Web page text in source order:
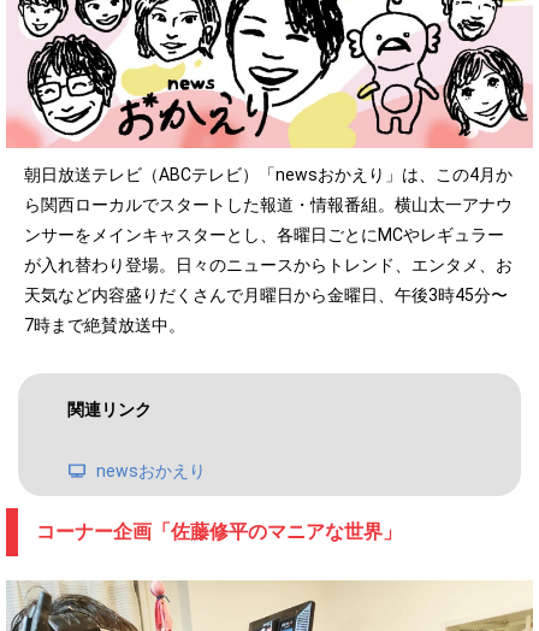
朝日放送テレビ（ABCテレビ）「newsおかえり」は、この4月か
ら関西ローカルでスタートした報道・情報番組。横山太一アナウ
ンサーをメインキャスターとし、各曜日ごとにMCやレギュラー
が入れ替わり登場。日々のニュースからトレンド、エンタメ、お
天気など内容盛りだくさんで月曜日から金曜日、午後3時45分〜
7時まで絶賛放送中。
関連リンク
newsおかえり
コーナー企画「佐藤修平のマニアな世界」